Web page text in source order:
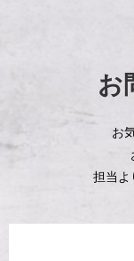
お
お
担当よ